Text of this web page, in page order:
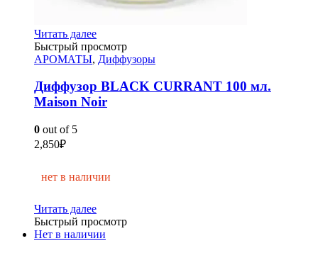
Читать далее
Быстрый просмотр
АРОМАТЫ, Диффузоры
Диффузор BLACK CURRANT 100 мл.
Maison Noir
0 out of 5
2,850₽
нет в наличии
Читать далее
Быстрый просмотр
Нет в наличии